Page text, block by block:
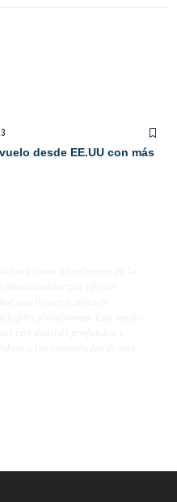
desde EE.UU con más